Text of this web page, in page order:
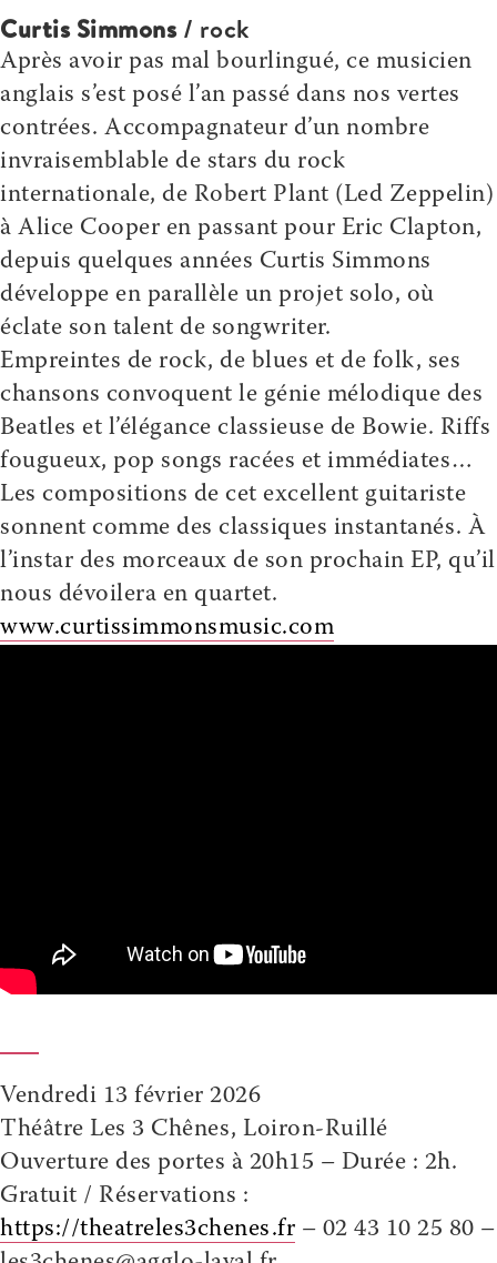
Curtis Simmons / rock
Après avoir pas mal bourlingué, ce musicien
anglais s’est posé l’an passé dans nos vertes
contrées. Accompagnateur d’un nombre
invraisemblable de stars du rock
internationale, de Robert Plant (Led Zeppelin)
à Alice Cooper en passant pour Eric Clapton,
depuis quelques années Curtis Simmons
développe en parallèle un projet solo, où
éclate son talent de songwriter.
Empreintes de rock, de blues et de folk, ses
chansons convoquent le génie mélodique des
Beatles et l’élégance classieuse de Bowie. Riffs
fougueux, pop songs racées et immédiates…
Les compositions de cet excellent guitariste
sonnent comme des classiques instantanés. À
l’instar des morceaux de son prochain EP, qu’il
nous dévoilera en quartet.
www.curtissimmonsmusic.com
Vendredi 13 février 2026
Théâtre Les 3 Chênes, Loiron-Ruillé
Ouverture des portes à 20h15 – Durée : 2h.
Gratuit / Réservations :
https://theatreles3chenes.fr – 02 43 10 25 80 –